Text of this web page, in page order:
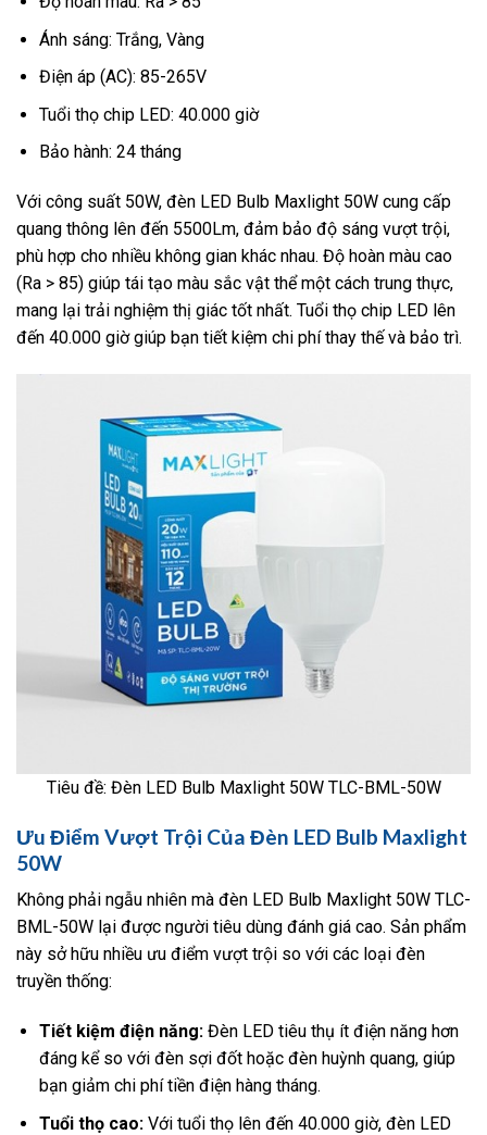
Ánh sáng: Trắng, Vàng
Điện áp (AC): 85-265V
Tuổi thọ chip LED: 40.000 giờ
Bảo hành: 24 tháng
Với công suất 50W, đèn LED Bulb Maxlight 50W cung cấp
quang thông lên đến 5500Lm, đảm bảo độ sáng vượt trội,
phù hợp cho nhiều không gian khác nhau. Độ hoàn màu cao
(Ra > 85) giúp tái tạo màu sắc vật thể một cách trung thực,
mang lại trải nghiệm thị giác tốt nhất. Tuổi thọ chip LED lên
đến 40.000 giờ giúp bạn tiết kiệm chi phí thay thế và bảo trì.
Tiêu đề: Đèn LED Bulb Maxlight 50W TLC-BML-50W
Ưu Điểm Vượt Trội Của Đèn LED Bulb Maxlight
50W
Không phải ngẫu nhiên mà đèn LED Bulb Maxlight 50W TLC-
BML-50W lại được người tiêu dùng đánh giá cao. Sản phẩm
này sở hữu nhiều ưu điểm vượt trội so với các loại đèn
truyền thống:
Tiết kiệm điện năng:Đèn LED tiêu thụ ít điện năng hơn
đáng kể so với đèn sợi đốt hoặc đèn huỳnh quang, giúp
bạn giảm chi phí tiền điện hàng tháng.
Tuổi thọ cao:Với tuổi thọ lên đến 40.000 giờ, đèn LED